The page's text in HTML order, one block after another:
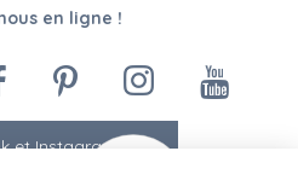
en ligne !
et Instagram -10%